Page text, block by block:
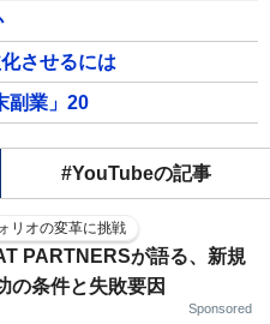
させるには
副業」20
#YouTubeの記事
リオの変革に挑戦
PARTNERSが語る、新規
の条件と失敗要因
Sponsored